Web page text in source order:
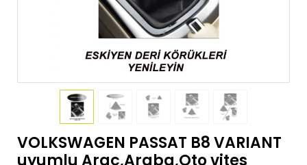
VOLKSWAGEN PASSAT B8 VARIANT
uyumlu Araç,Araba,Oto vites